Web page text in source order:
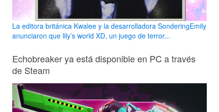
La editora británica Kwalee y la desarrolladora SonderingEmily
anunciaron que lily’s world XD, un juego de terror...
Echobreaker ya está disponible en PC a través
de Steam